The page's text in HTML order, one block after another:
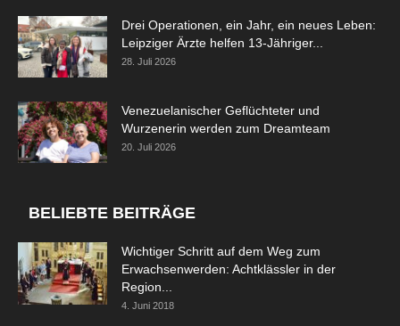
Drei Operationen, ein Jahr, ein neues Leben:
Leipziger Ärzte helfen 13-Jähriger...
28. Juli 2026
Venezuelanischer Geflüchteter und
Wurzenerin werden zum Dreamteam
20. Juli 2026
BELIEBTE BEITRÄGE
Wichtiger Schritt auf dem Weg zum
Erwachsenwerden: Achtklässler in der
Region...
4. Juni 2018